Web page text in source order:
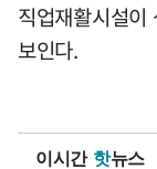
직업재활시설이
보인다.
이시간 핫뉴스